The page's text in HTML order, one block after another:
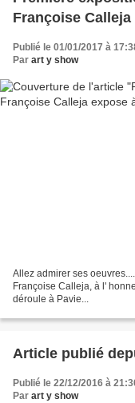
Publié le 01/01/2017 à
Par art y show
Allez admirer ses oeuvres..........ça vaut le détour!!! Notre présidente
Françoise Calleja, à l'
déroule à Pavie...
Publié le 22/12/2016 à
Par art y show